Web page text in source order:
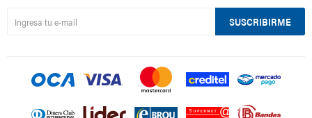
SUSCRIBIRME